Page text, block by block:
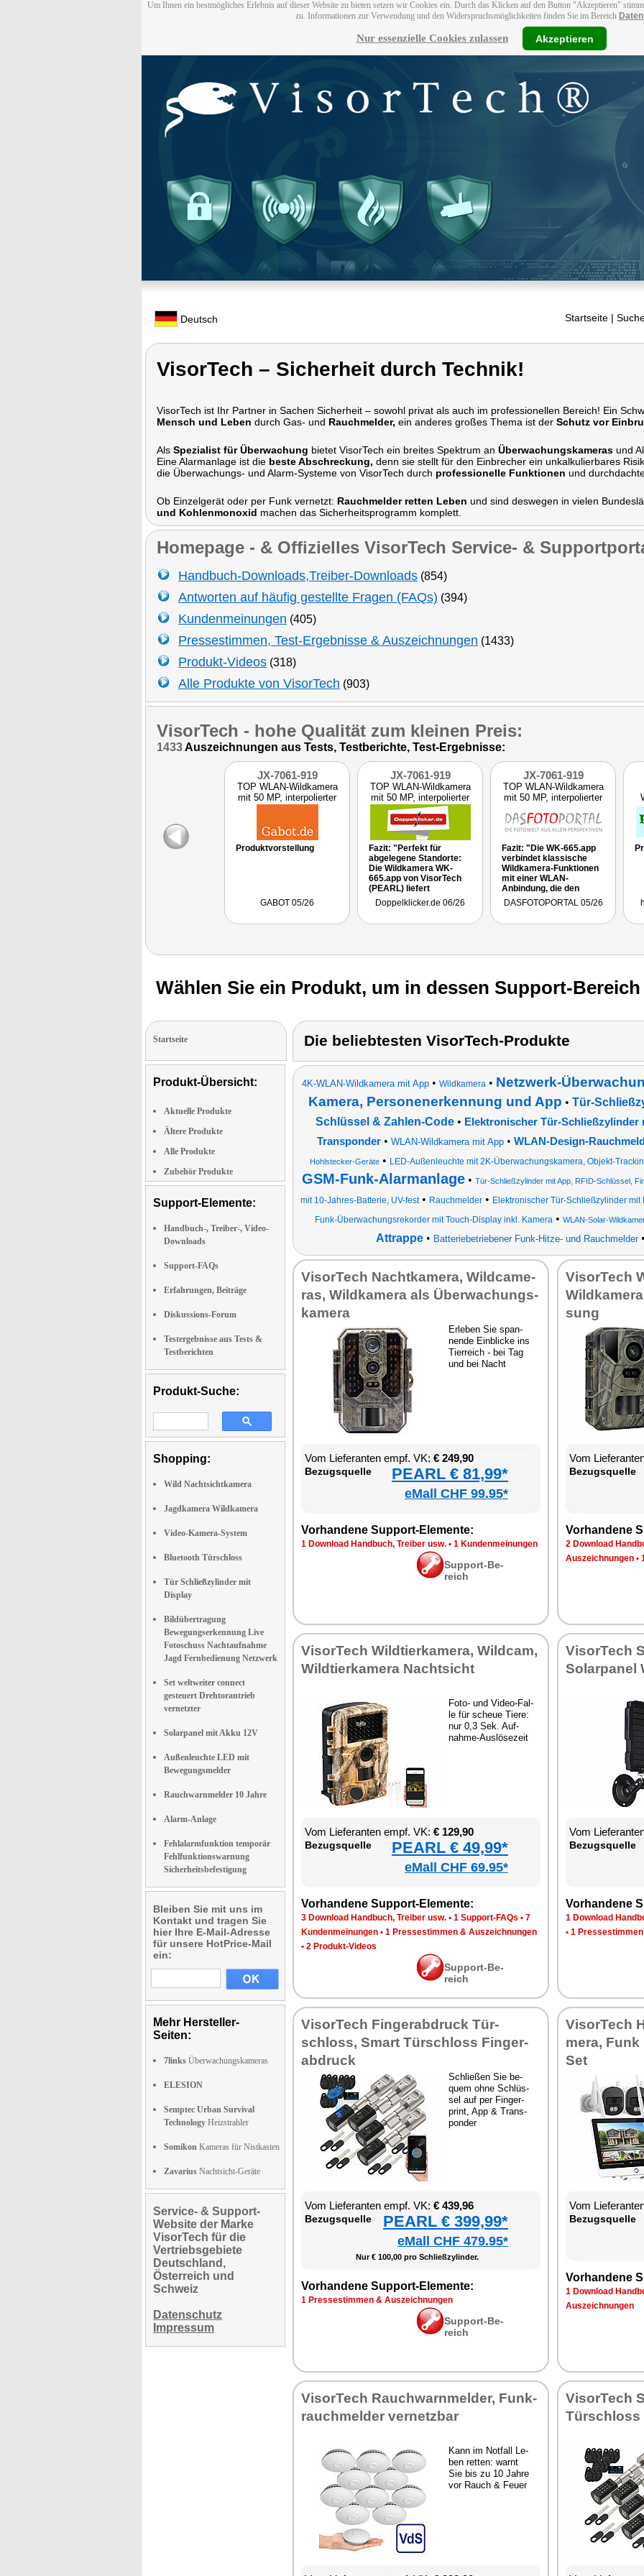
Um Ihnen ein bestmögliches Erlebnis auf dieser Website zu bieten setzen wir Cookies ein. Durch das Klicken auf den Button "Akzeptieren"
zu. Informationen zur Verwendung und den Widerspruchsmöglichkeiten finden Sie im Bereich
Nur essenzielle Cookies zulassen Akzeptieren
Deutsch Startseite |
VisorTech – Sicherheit durch Technik!
VisorTech ist Ihr Partner in Sachen Sicherheit – sowohl privat als auch im professionellen Bereich! Ein
Mensch und Leben durch Gas- und Rauchmelder, ein anderes großes Thema ist der Schutz vor
Als Spezialist für Überwachung bietet VisorTech ein breites Spektrum an Überwachungskameras und
Eine Alarmanlage ist die beste Abschreckung, denn sie stellt für den Einbrecher ein unkalkulierbares
die Überwachungs- und Alarm-Systeme von VisorTech durch professionelle Funktionen und
Ob Einzelgerät oder per Funk vernetzt: Rauchmelder retten Leben und sind deswegen in vielen
und Kohlenmonoxid machen das Sicherheitsprogramm komplett.
Homepage - & Offizielles VisorTech Service- &
Handbuch-Downloads,Treiber-Downloads (854)
Antworten auf häufig gestellte Fragen (FAQs) (394)
Kundenmeinungen (405)
Pressestimmen, Test-Ergebnisse & Auszeichnungen (1433)
Produkt-Videos (318)
Alle Produkte von VisorTech (903)
VisorTech - hohe Qualität zum kleinen Preis:
1433Auszeichnungen aus Tests, Testberichte, Test-Ergebnisse:
JX-7061-919
TOP WLAN-Wildkamera
mit 50 MP, interpolierter
Produktvorstellung
GABOT 05/26
JX-7061-919
TOP WLAN-Wildkamera
mit 50 MP, interpolierter
4K-A
Fazit: "Perfekt für
abgelegene Standorte:
Die Wildkamera WK-
665.app von VisorTech
(PEARL) liefert
hochauflösende 50-MP-
Fotos und interpolierte
Aufnahmen bis 90
Sekunden, Serienbilder
Doppelklicker.de 06/26
JX-7061-919
TOP WLAN-Wildkamera
mit 50 MP, interpolierter
Fazit: "Die WK-665.app
verbindet klassische
Wildkamera-Funktionen
mit einer WLAN-
Anbindung, die den
Zugriff auf Aufnahmen
und Einstellungen direkt
Infrarottechnik für
unauffällige
Nachtaufnahmen."
DASFOTOPORTAL 05/26
Wählen Sie ein Produkt, um in dessen Support-
Startseite
Produkt-Übersicht:
Aktuelle Produkte
Ältere Produkte
Alle Produkte
Zubehör Produkte
Support-Elemente:
Handbuch-, Treiber-, Video-
Downloads
Support-FAQs
Erfahrungen, Beiträge
Diskussions-Forum
Testergebnisse aus Tests &
Testberichten
Produkt-Suche:
Shopping:
Wild Nachtsichtkamera
Jagdkamera Wildkamera
Video-Kamera-System
Bluetooth Türschloss
Tür Schließzylinder mit
Display
Bildübertragung
Bewegungserkennung Live
Fotoschuss Nachtaufnahme
Jagd Fernbedienung Netzwerk
Set weltweiter connect
gesteuert Drehtorantrieb
vernetzter
Solarpanel mit Akku 12V
Außenleuchte LED mit
Bewegungsmelder
Rauchwarnmelder 10 Jahre
Alarm-Anlage
Fehlalarmfunktion temporär
Fehlfunktionswarnung
Sicherheitsbefestigung
Bleiben Sie mit uns im
Kontakt und tragen Sie
hier Ihre E-Mail-Adresse
für unsere HotPrice-Mail
ein:
Mehr Hersteller-
Seiten:
7links Überwachungskameras
ELESION
Semptec Urban Survival
Technology Heizstrahler
Somikon Kameras für Nistkasten
Zavarius Nachtsicht-Geräte
Service- & Support-
Website der Marke
VisorTech für die
Vertriebsgebiete
Deutschland,
Österreich und
Schweiz
Datenschutz
Impressum
Die beliebtesten VisorTech-Produkte
4K-WLAN-Wildkamera mit App • Wildkamera • Netzwerk-
Kamera, Personenerkennung und App • Tür-
Schlüssel & Zahlen-Code • Elektronischer Tür-Schließzylinder
Transponder • WLAN-Wildkamera mit App • WLAN-Design-
Hohlstecker-Geräte• LED-Außenleuchte mit 2K-Überwachungskamera, Objekt-
GSM-Funk-Alarmanlage• Tür-Schließzylinder mit App, RFID-Schlüssel,
mit 10-Jahres-Batterie, UV-fest• Rauchmelder • Elektronischer Tür-Schließzylinder
Funk-Überwachungsrekorder mit Touch-Display inkl. Kamera • WLAN-Solar-
Attrappe • Batteriebetriebener Funk-Hitze- und Rauchmelder•
Vi­sor­Tech Nacht­ka­me­ra, Wild­ca­me­
ras, Wild­ka­me­ra als Über­wa­chungs­
ka­me­ra
Er­le­ben Sie span­
nen­de Ein­bli­cke ins
Tier­reich - bei Tag
und bei Nacht
Vom Lie­fe­ran­ten empf. VK: € 249,90
Be­zugs­quel­le PEARL € 81,99*
eMall CHF 99.95*
Vor­han­de­ne Sup­port-Ele­men­te:
1 Down­load Hand­buch, Trei­ber usw. • 1 Kun­den­mei­nun­gen
Sup­port-Be­
reich
Vi­sor­Tech
sung
Vom
Be­zugs­quel­le
Vor­han­de­ne
2 Down­load
Aus­zeich­nun­gen •
Vi­sor­Tech Wild­tier­ka­me­ra, Wild­cam,
Wild­tier­ka­me­ra Nacht­sicht
Fo­to- und Vi­deo-Fal­
le für scheue Tie­re:
nur 0,3 Sek. Auf­
nah­me-Aus­lö­se­zeit
Vom Lie­fe­ran­ten empf. VK: € 129,90
Be­zugs­quel­le PEARL € 49,99*
eMall CHF 69.95*
Vor­han­de­ne Sup­port-Ele­men­te:
3 Down­load Hand­buch, Trei­ber usw. • 1 Sup­port-FAQs • 7
Kun­den­mei­nun­gen • 1 Pres­se­stim­men & Aus­zeich­nun­gen
• 2 Pro­dukt-Vi­de­os
Sup­port-Be­
reich
Vi­sor­Tech
So­lar­pa­nel
Vom
Be­zugs­quel­le
Vor­han­de­ne
1 Down­load
• 1
Vi­sor­Tech Fin­ger­ab­druck Tür­
schloss, Smart Tür­schloss Fin­ger­
ab­druck
Schlie­ßen Sie be­
quem oh­ne Schlüs­
sel auf per Fin­ger­
print, App & Trans­
pon­der
Vom Lie­fe­ran­ten empf. VK: € 439,96
Be­zugs­quel­le PEARL € 399,99*
eMall CHF 479.95*
Nur € 100,00 pro Schließ­zy­lin­der.
Vor­han­de­ne Sup­port-Ele­men­te:
1 Pres­se­stim­men & Aus­zeich­nun­gen
Sup­port-Be­
reich
Vi­sor­Tech
me­ra,
Set
Vom
Be­zugs­quel­le
Vor­han­de­ne
1 Down­load
Aus­zeich­nun­gen
Vi­sor­Tech Rauch­warn­mel­der, Funk­
rauch­mel­der ver­netz­bar
Kann im Not­fall Le­
ben ret­ten: warnt
Sie bis zu 10 Jah­re
vor Rauch & Feu­er
Vi­sor­Tech
Tür­schloss